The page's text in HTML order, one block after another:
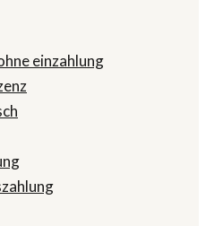
einzahlung